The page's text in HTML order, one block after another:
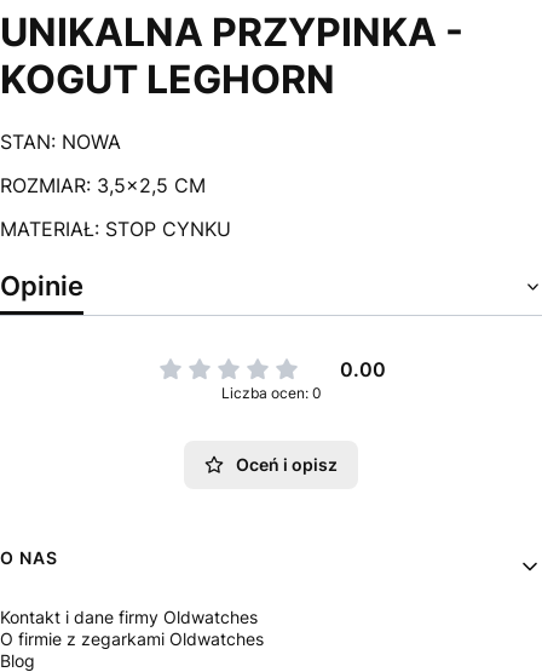
UNIKALNA PRZYPINKA -
KOGUT LEGHORN
STAN: NOWA
ROZMIAR: 3,5x2,5 CM
MATERIAŁ: STOP CYNKU
Opinie
0.00
Liczba ocen: 0
Oceń i opisz
Linki w stopce
O NAS
Kontakt i dane firmy Oldwatches
O firmie z zegarkami Oldwatches
Blog